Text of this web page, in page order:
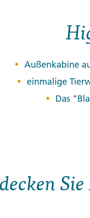
Außenkabine
einmalige
Das